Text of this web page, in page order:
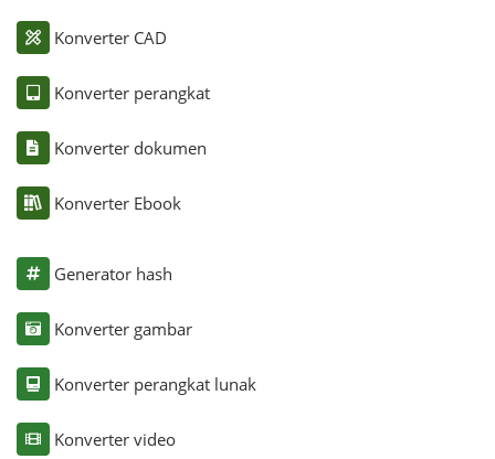
Konverter CAD
Konverter perangkat
Konverter dokumen
Konverter Ebook
Generator hash
Konverter gambar
Konverter perangkat lunak
Konverter video